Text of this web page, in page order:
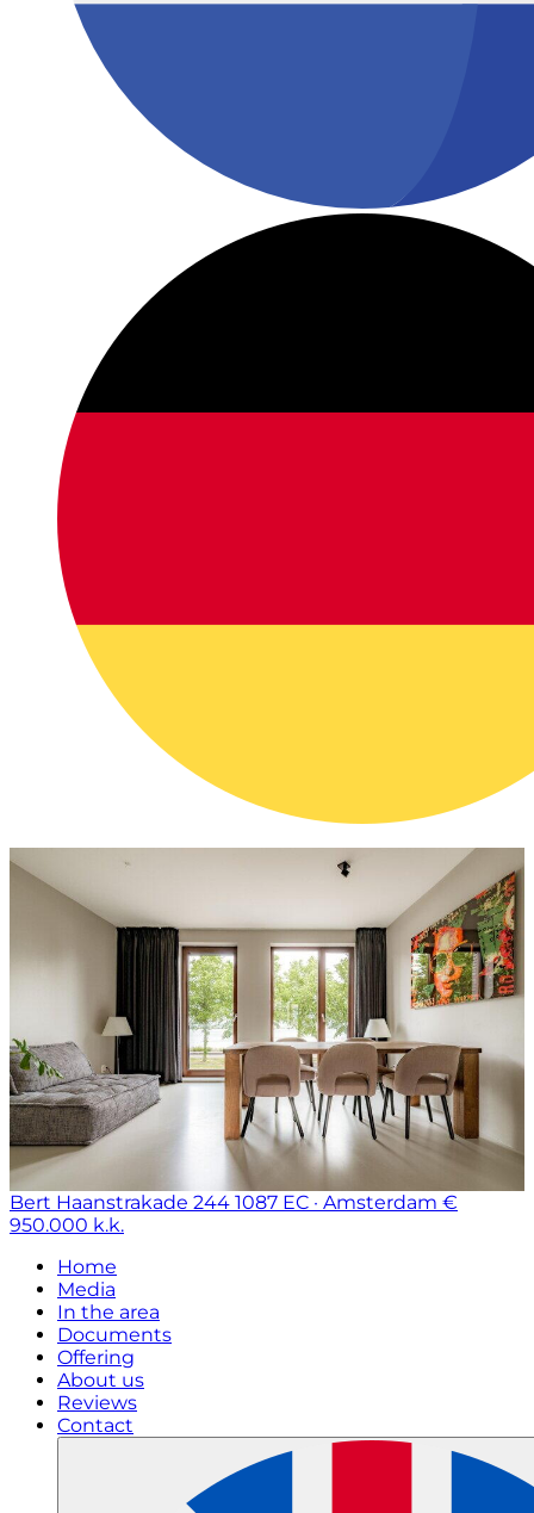
Bert Haanstrakade 244 1087 EC · Amsterdam €
950.000 k.k.
Home
Media
In the area
Documents
Offering
About us
Reviews
Contact